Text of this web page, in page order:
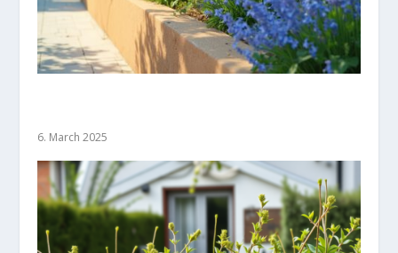
6. March 2025